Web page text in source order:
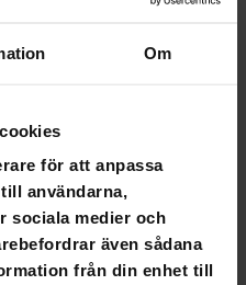
Om
för att anpassa
användarna,
sociala medier och
även sådana
från din enhet till